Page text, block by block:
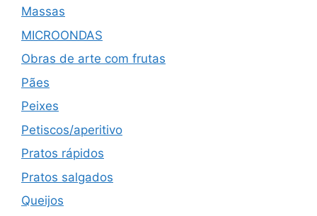
Massas
MICROONDAS
Obras de arte com frutas
Pães
Peixes
Petiscos/aperitivo
Pratos rápidos
Pratos salgados
Queijos